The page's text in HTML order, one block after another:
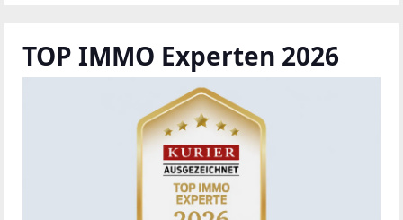
TOP IMMO Experten 2026